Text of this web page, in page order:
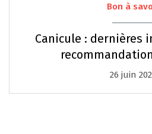
Bon à
Canicule : dernières
26 juin